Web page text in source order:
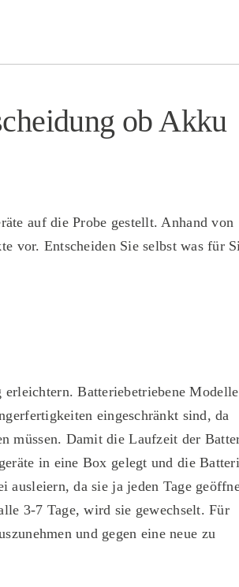
ob Akku
auf die Probe gestellt. Anhand von
vor. Entscheiden Sie selbst was für
Batterie­betriebene Modelle
einge­schränkt sind, da
müssen. Damit die Laufzeit der
in eine Box gelegt und die
ausleiern, da sie ja jeden Tage
3-7 Tage, wird sie gewechselt. Für
und gegen eine neue zu